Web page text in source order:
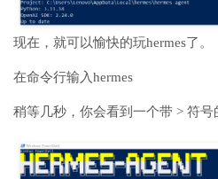
现在，就可以愉快的玩hermes了。
在命令行输入hermes
稍等几秒，你会看到一个带 > 符号